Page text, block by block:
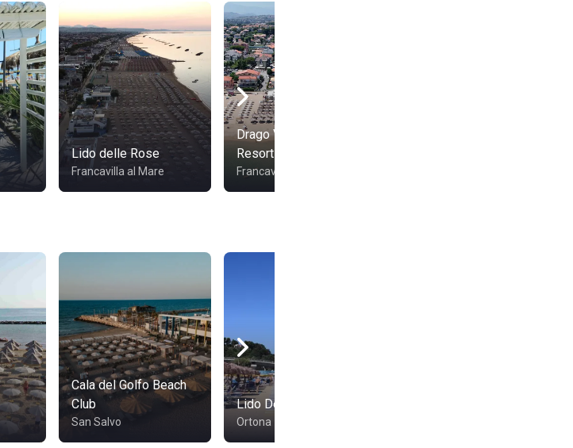
Lido delle Rose
Francavilla al Mare
Drago Verde Beach
Resort
Francavilla al Mare
Cala del Golfo Beach
Club
San Salvo
Lido Dea Venere
Ortona